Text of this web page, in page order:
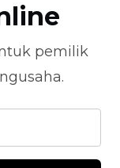
pemilik